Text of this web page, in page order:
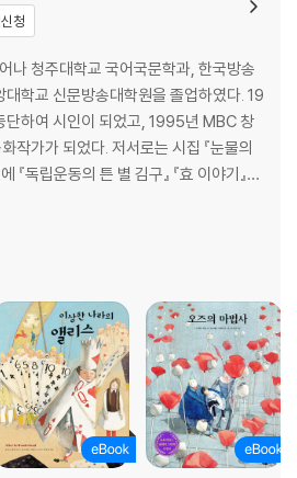
청
나 청주대학교 국어국문학과, 한국방송
학교 신문방송대학원을 졸업하였다. 19
단하여 시인이 되었고, 1995년 MBC 창
작가가 되었다. 저서로는 시집 『눈물의
『독립운동의 튼 별 김구』 『효 이야기』
배기예요』『간송 선생님이 다시 찾은 우
이 무엇인고-그림이 된 예술가 나혜석 이
『피노키오』